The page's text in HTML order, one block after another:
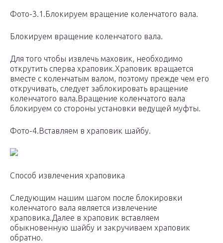
Фото-3.1.Блокируем вращение коленчатого вала.
Блокируем вращение коленчатого вала.
Для того чтобы извлечь маховик, необходимо
открутить сперва храповик.Храповик вращается
вместе с коленчатым валом, поэтому прежде чем его
откручивать, следует заблокировать вращение
коленчатого вала.Вращение коленчатого вала
блокируем со стороны установки ведущей муфты.
Фото-4.Вставляем в храповик шайбу.
Способ извлечения храповика
Следующим нашим шагом после блокировки
коленчатого вала является извлечение
храповика.Далее в храповик вставляем
обыкновенную шайбу и закручиваем храповик
обратно.